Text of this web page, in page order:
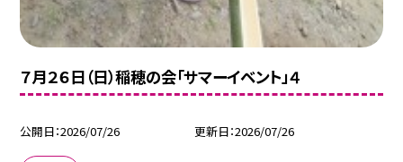
７月２６日（日）稲穂の会「サマーイベント」４
公開日 2026/07/26 更新日 2026/07/26